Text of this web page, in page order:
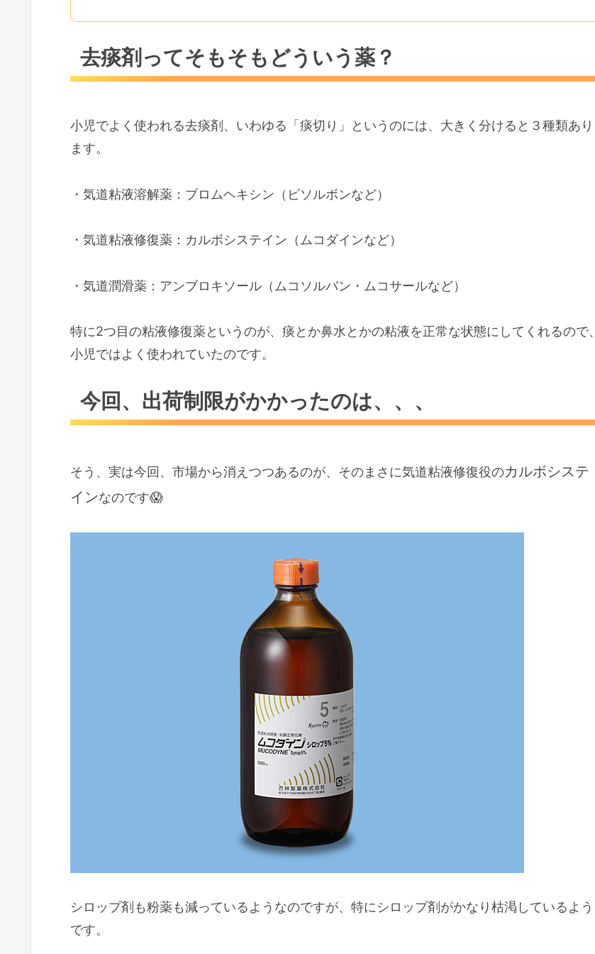
去痰剤ってそもそもどういう薬？
小児でよく使われる去痰剤、いわゆる「痰切り」というのには、大きく分けると３種類あり
ます。
・気道粘液溶解薬：ブロムヘキシン（ビソルボンなど）
・気道粘液修復薬：カルボシステイン（ムコダインなど）
・気道潤滑薬：アンブロキソール（ムコソルバン・ムコサールなど）
特に2つ目の粘液修復薬というのが、痰とか鼻水とかの粘液を正常な状態にしてくれるので、
小児ではよく使われていたのです。
今回、出荷制限がかかったのは、、、
そう、実は今回、市場から消えつつあるのが、そのまさに気道粘液修復役のカルボシステ
インなのです😱
シロップ剤も粉薬も減っているようなのですが、特にシロップ剤がかなり枯渇しているよう
です。